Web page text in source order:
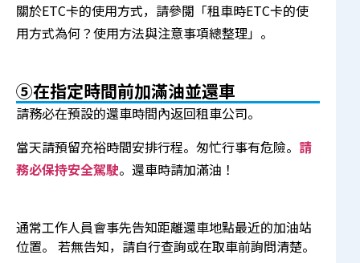
關於ETC卡的使用方式，請參閱 「租車時ETC卡的使
用方式為何？使用方法與注意事項總整理」 。
⑤在指定時間前加滿油並還車
請務必在預設的還車時間內返回租車公司。
當天請預留充裕時間安排行程。匆忙行事有危險。 請
務必保持安全駕駛。還車時請加滿油！
通常工作人員會事先告知距離還車地點最近的加油站
位置。 若無告知，請自行查詢或在取車前詢問清楚。